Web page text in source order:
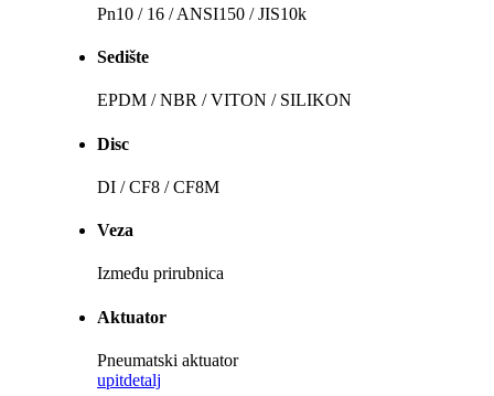
Pn10 / 16 / ANSI150 / JIS10k
Sedište
EPDM / NBR / VITON / SILIKON
Disc
DI / CF8 / CF8M
Veza
Između prirubnica
Aktuator
Pneumatski aktuator
upitdetalj